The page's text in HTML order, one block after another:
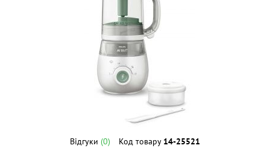
Відгуки (0) Код товару 14-25521